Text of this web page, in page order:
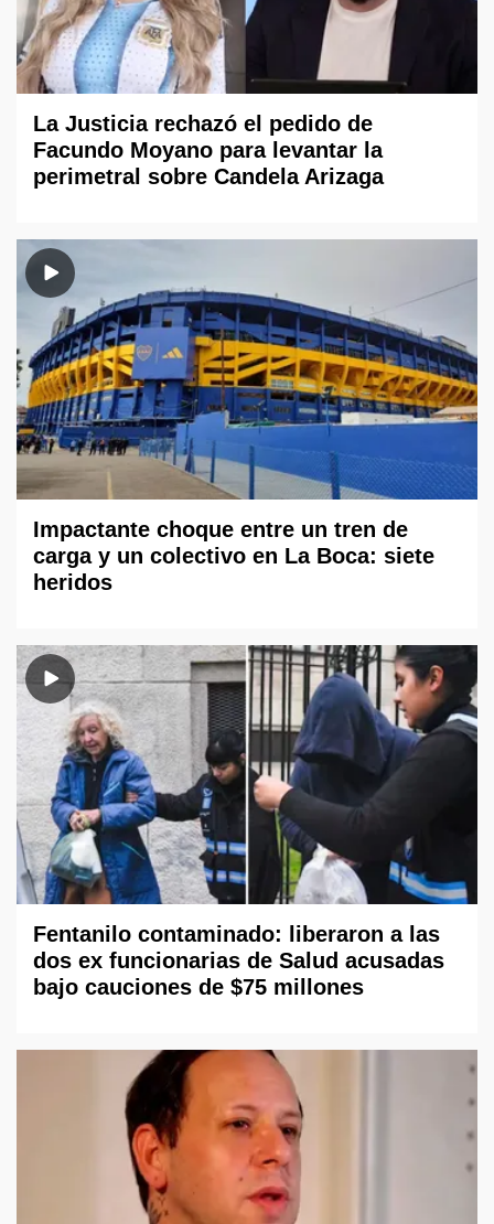
La Justicia rechazó el pedido de
Facundo Moyano para levantar la
perimetral sobre Candela Arizaga
Impactante choque entre un tren de
carga y un colectivo en La Boca: siete
heridos
Fentanilo contaminado: liberaron a las
dos ex funcionarias de Salud acusadas
bajo cauciones de $75 millones